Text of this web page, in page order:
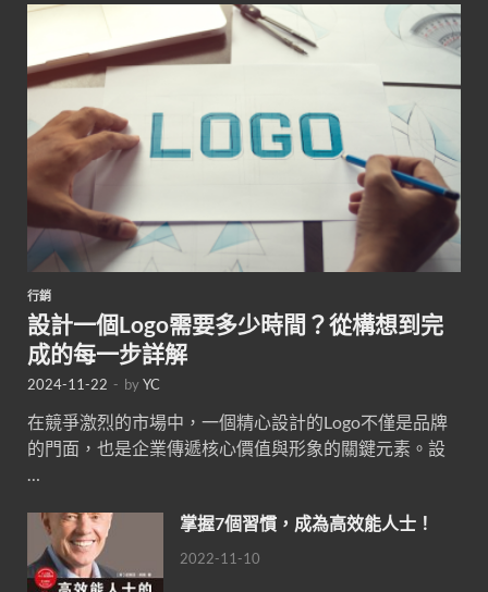
行銷
設計一個Logo需要多少時間？從構想到完
成的每一步詳解
2024-11-22 - byYC
在競爭激烈的市場中，一個精心設計的Logo不僅是品牌
的門面，也是企業傳遞核心價值與形象的關鍵元素。設
…
掌握7個習慣，成為高效能人士！
2022-11-10